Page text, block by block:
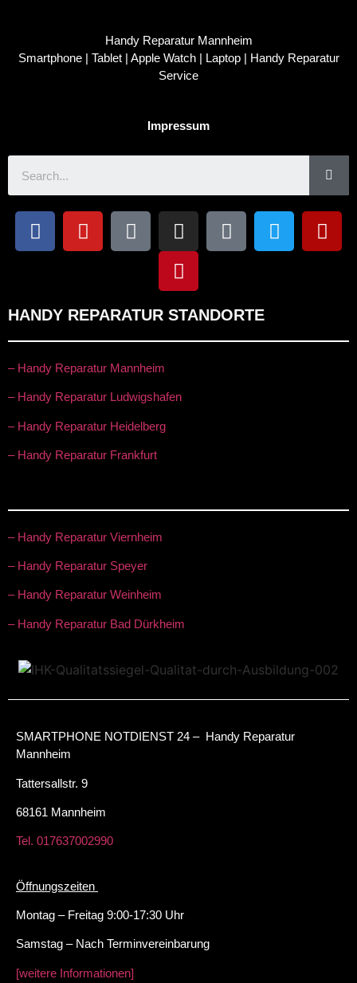
Handy Reparatur Mannheim
Smartphone | Tablet | Apple Watch | Laptop | Handy Reparatur
Service
Impressum
HANDY REPARATUR STANDORTE
– Handy Reparatur Mannheim
– Handy Reparatur Ludwigshafen
– Handy Reparatur Heidelberg
– Handy Reparatur Frankfurt
– Handy Reparatur Viernheim
– Handy Reparatur Speyer
– Handy Reparatur Weinheim
– Handy Reparatur Bad Dürkheim
SMARTPHONE NOTDIENST 24 – Handy Reparatur
Mannheim
Tattersallstr. 9
68161 Mannheim
Tel. 017637002990
Öffnungszeiten
Montag – Freitag 9:00-17:30 Uhr
Samstag – Nach Terminvereinbarung
[weitere Informationen]